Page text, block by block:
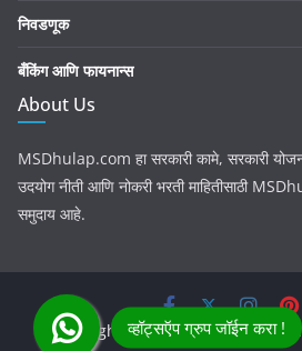
निवडणूक
बँकिंग आणि फायनान्स
About Us
MSDhulap.com हा सरकारी कामे, सरकारी योजना,
उदयोग नीती आणि नोकरी भरती माहितीसाठी
समुदाय आहे.
Copyright © 2026MSDhulap.com